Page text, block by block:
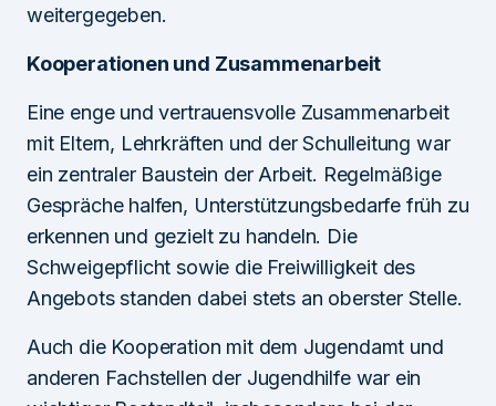
weitergegeben.
Kooperationen und Zusammenarbeit
Eine enge und vertrauensvolle Zusammenarbeit
mit Eltern, Lehrkräften und der Schulleitung war
ein zentraler Baustein der Arbeit. Regelmäßige
Gespräche halfen, Unterstützungsbedarfe früh zu
erkennen und gezielt zu handeln. Die
Schweigepflicht sowie die Freiwilligkeit des
Angebots standen dabei stets an oberster Stelle.
Auch die Kooperation mit dem Jugendamt und
anderen Fachstellen der Jugendhilfe war ein